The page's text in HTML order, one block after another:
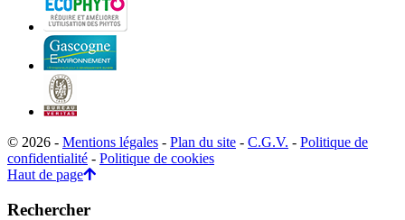
© 2026 - Mentions légales - Plan du site - C.G.V. - Politique de
confidentialité - Politique de cookies
Haut de page
Rechercher